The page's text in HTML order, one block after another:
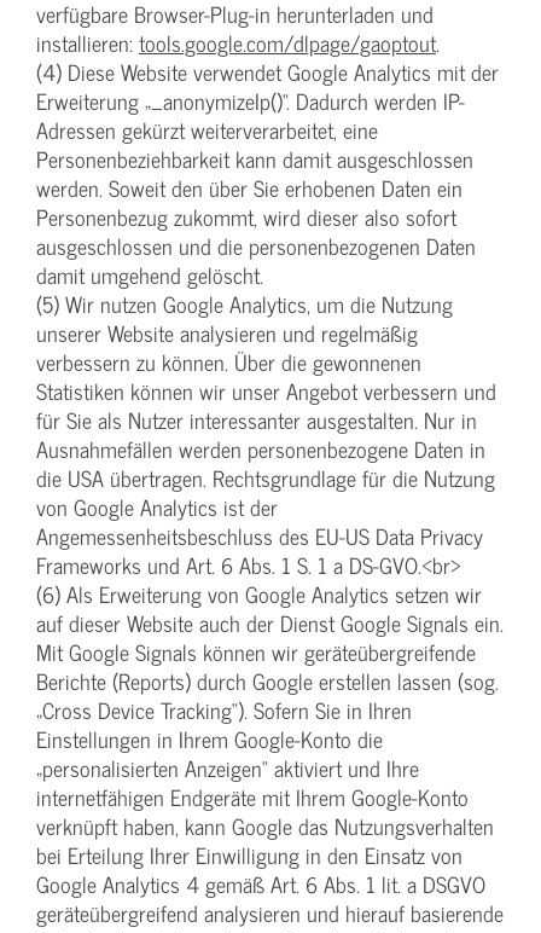
verfügbare Browser-Plug-in herunterladen und
installieren: tools.google.com/dlpage/gaoptout.
(4) Diese Website verwendet Google Analytics mit der
Erweiterung „_anonymizeIp()“. Dadurch werden IP-
Adressen gekürzt weiterverarbeitet, eine
Personenbeziehbarkeit kann damit ausgeschlossen
werden. Soweit den über Sie erhobenen Daten ein
Personenbezug zukommt, wird dieser also sofort
ausgeschlossen und die personenbezogenen Daten
damit umgehend gelöscht.
(5) Wir nutzen Google Analytics, um die Nutzung
unserer Website analysieren und regelmäßig
verbessern zu können. Über die gewonnenen
Statistiken können wir unser Angebot verbessern und
für Sie als Nutzer interessanter ausgestalten. Nur in
Ausnahmefällen werden personenbezogene Daten in
die USA übertragen. Rechtsgrundlage für die Nutzung
von Google Analytics ist der
Angemessenheitsbeschluss des EU-US Data Privacy
Frameworks und Art. 6 Abs. 1 S. 1 a DS-GVO.<br>
(6) Als Erweiterung von Google Analytics setzen wir
auf dieser Website auch der Dienst Google Signals ein.
Mit Google Signals können wir geräteübergreifende
Berichte (Reports) durch Google erstellen lassen (sog.
„Cross Device Tracking“). Sofern Sie in Ihren
Einstellungen in Ihrem Google-Konto die
„personalisierten Anzeigen“ aktiviert und Ihre
internetfähigen Endgeräte mit Ihrem Google-Konto
verknüpft haben, kann Google das Nutzungsverhalten
bei Erteilung Ihrer Einwilligung in den Einsatz von
Google Analytics 4 gemäß Art. 6 Abs. 1 lit. a DSGVO
geräteübergreifend analysieren und hierauf basierende